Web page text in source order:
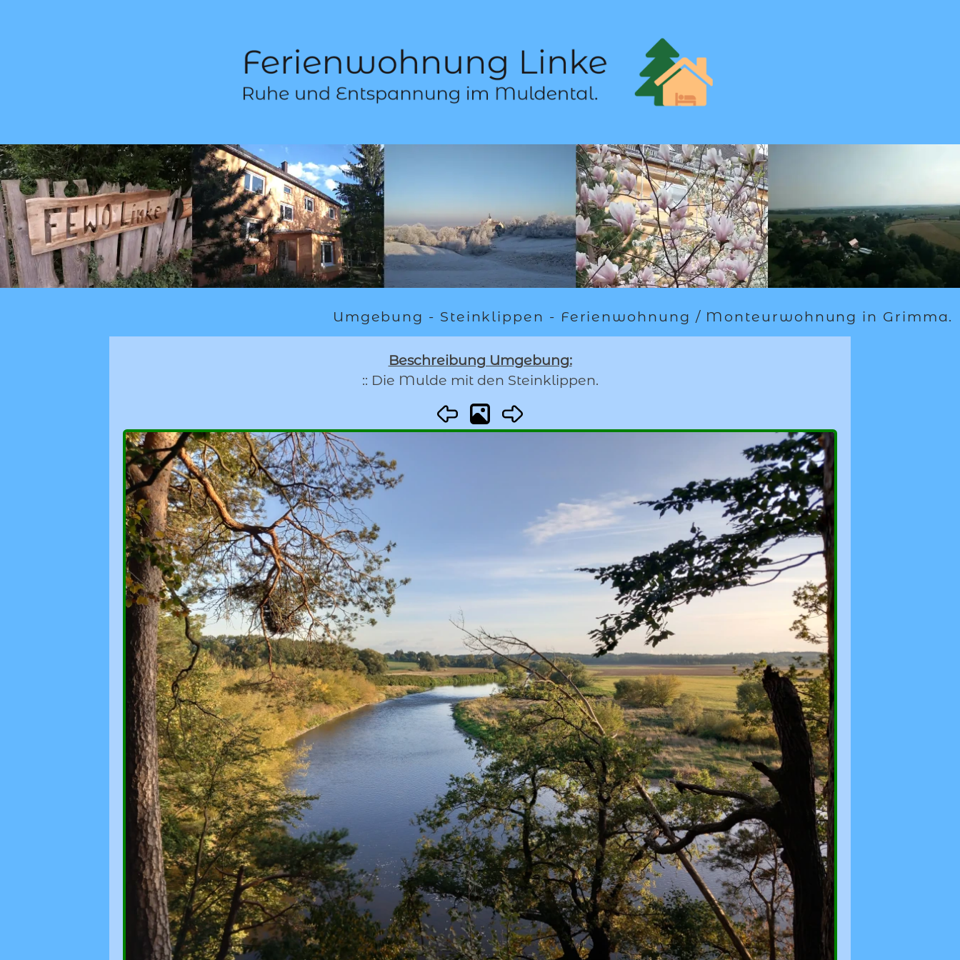
Umgebung - Steinklippen - Ferienwohnung / Monteurwohnung in Grimma.
Beschreibung Umgebung:
:: Die Mulde mit den Steinklippen.